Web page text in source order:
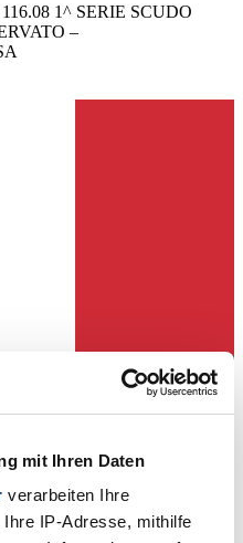
mit Ihren Daten
verarbeiten Ihre
IP-Adresse, mithilfe
1^ SERIE SCUDO
–